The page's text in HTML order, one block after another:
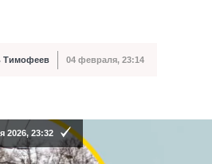
Тимофеев 04 февраля, 23:14
2026, 23:32